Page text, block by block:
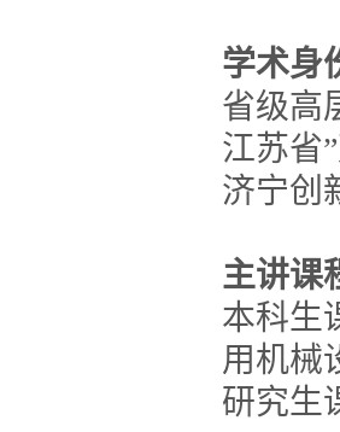
学术身
省级高
江苏省
济宁创
主讲课
本科生
用机械
研究生